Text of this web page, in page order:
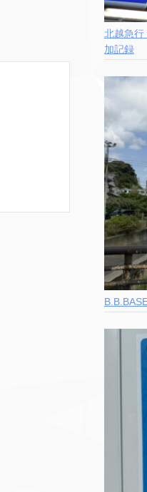
北越急行
加記録